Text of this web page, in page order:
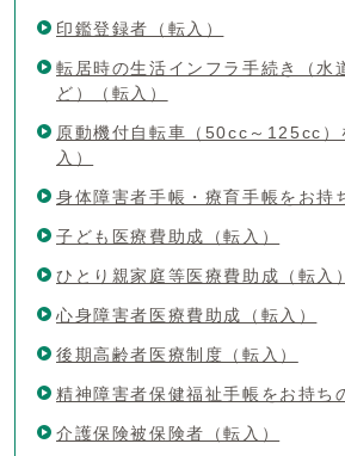
印鑑登録者（転入）
転居時の生活インフラ手続き（水
ど）（転入）
原動機付自転車（50cc～125cc）
入）
身体障害者手帳・療育手帳をお持
子ども医療費助成（転入）
ひとり親家庭等医療費助成（転入）
心身障害者医療費助成（転入）
後期高齢者医療制度（転入）
精神障害者保健福祉手帳をお持ち
介護保険被保険者（転入）